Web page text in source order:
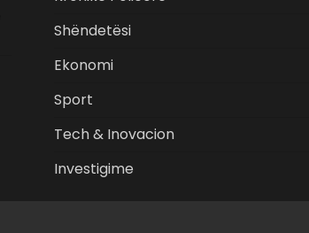
Shëndetësi
Ekonomi
Sport
Tech & Inovacion
Investigime